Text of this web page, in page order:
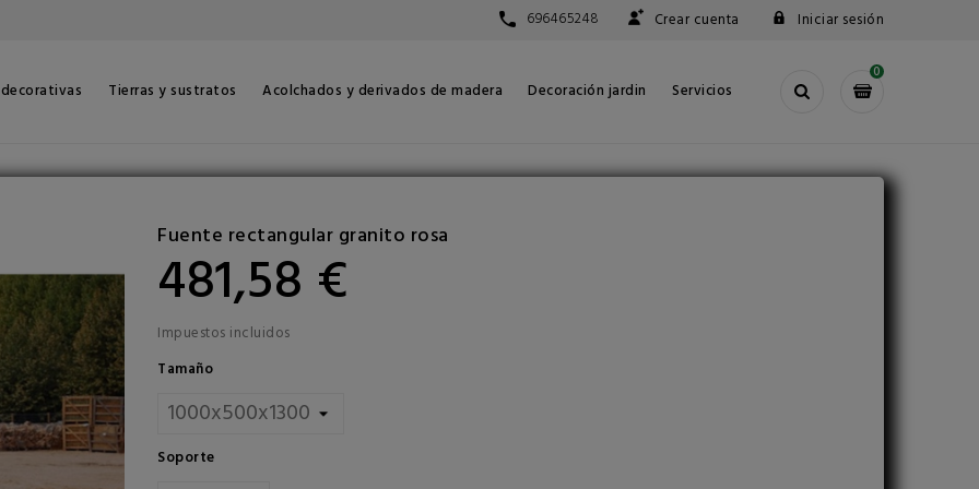
696465248 Crear cuenta Iniciar sesión
0
Tierras y sustratos Acolchados y derivados de madera Decoración jardin Servicios
Fuente rectangular granito rosa
481,58 €
Impuestos incluidos
Tamaño
Soporte